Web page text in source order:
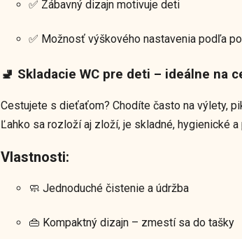
✅ Zábavný dizajn motivuje deti
✅ Možnosť výškového nastavenia podľa
🚽 Skladacie WC pre deti – ideálne na
Cestujete s dieťaťom? Chodíte často na výlety,
Ľahko sa rozloží aj zloží, je skladné, hygienické
Vlastnosti:
🧼 Jednoduché čistenie a údržba
👜 Kompaktný dizajn – zmestí sa do tašky